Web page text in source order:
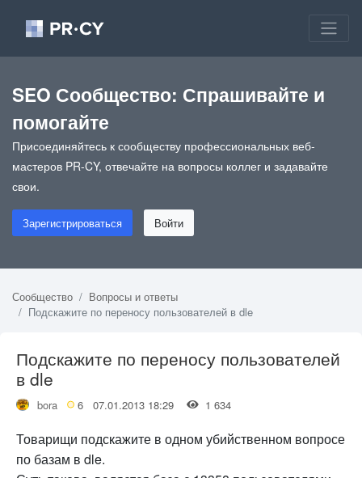
SEO Сообщество: Спрашивайте и
помогайте
Присоединяйтесь к сообществу профессиональных веб-
мастеров PR-CY, отвечайте на вопросы коллег и задавайте
свои.
Зарегистрироваться Войти
Сообщество
Вопросы и ответы
Подскажите по переносу пользователей в dle
Подскажите по переносу пользователей
в dle
bora 6 07.01.2013 18:29 1 634
Товарищи подскажите в одном убийственном вопросе
по базам в dle.